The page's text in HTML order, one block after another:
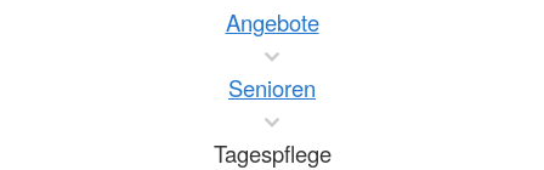
Angebote
Senioren
Tagespflege